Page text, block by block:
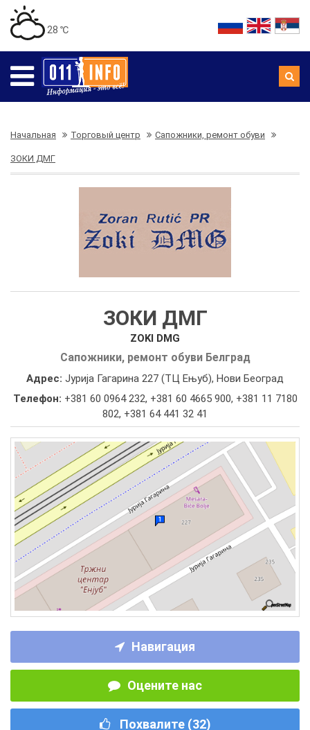
28 ℃
Начальная Торговый центр Сапожники, ремонт обуви
ЗОКИ ДМГ
ЗОКИ ДМГ
ZOKI DMG
Сапожники, ремонт обуви Белград
Адрес: Јурија Гагарина 227 (ТЦ Ењуб), Нови Београд
Телефон: +381 60 0964 232, +381 60 4665 900, +381 11 7180
802, +381 64 441 32 41
Навигация
Оцените нас
Похвалите (32)